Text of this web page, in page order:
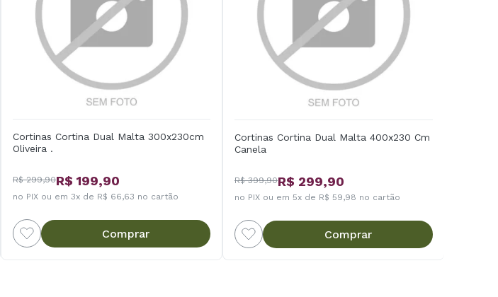
Cortinas Cortina Dual Malta 300x230cm
Oliveira .
R$ 299,90R$ 199,90
no PIX ou em 3x de R$ 66,63 no cartão
Comprar
Cortinas Cortina Dual Malta 400x230 Cm
Canela
R$ 399,90R$ 299,90
no PIX ou em 5x de R$ 59,98 no cartão
Comprar